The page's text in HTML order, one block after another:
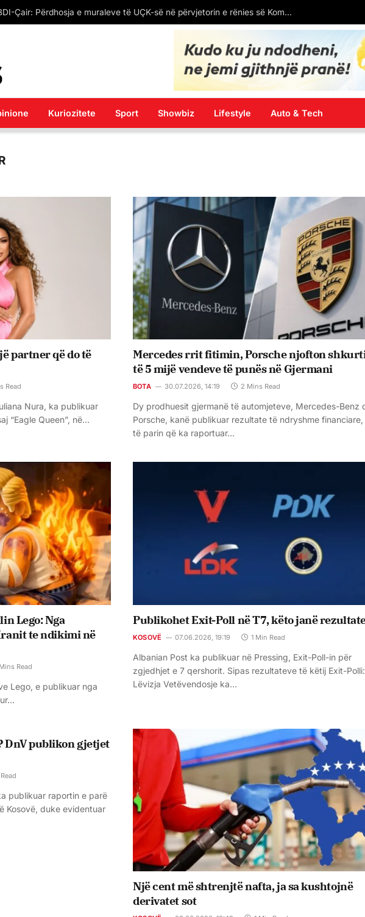
e lëkurë’, Vesa paska humbur kaq shumë peshë kohëve të fundit
Kuriozitete Sport Showbiz Lifestyle Auto & Tech
partner që do të
Read
Nura, ka publikuar
“Eagle Queen”, në…
Mercedes rrit fitimin, Porsche njofton
të 5 mijë vendeve të punës në Gjermani
BOTA 30.07.2026, 14:19 2 Mins Read
Dy prodhuesit gjermanë të automjeteve, Mercedes-Benz
Porsche, kanë publikuar rezultate të ndryshme financiare,
të parin që ka raportuar…
Lego: Nga
te ndikimi në
Read
Lego, e publikuar nga
Publikohet Exit-Poll në T7, këto janë
KOSOVË 07.06.2026, 19:19 1 Min Read
Albanian Post ka publikuar në Pressing, Exit-Poll-in për
zgjedhjet e 7 qershorit. Sipas rezultateve të këtij Exit-Polli:
Lëvizja Vetëvendosje ka…
DnV publikon gjetjet
publikuar raportin e parë
Kosovë, duke evidentuar
Një cent më shtrenjtë nafta, ja sa kushtojnë
derivatet sot